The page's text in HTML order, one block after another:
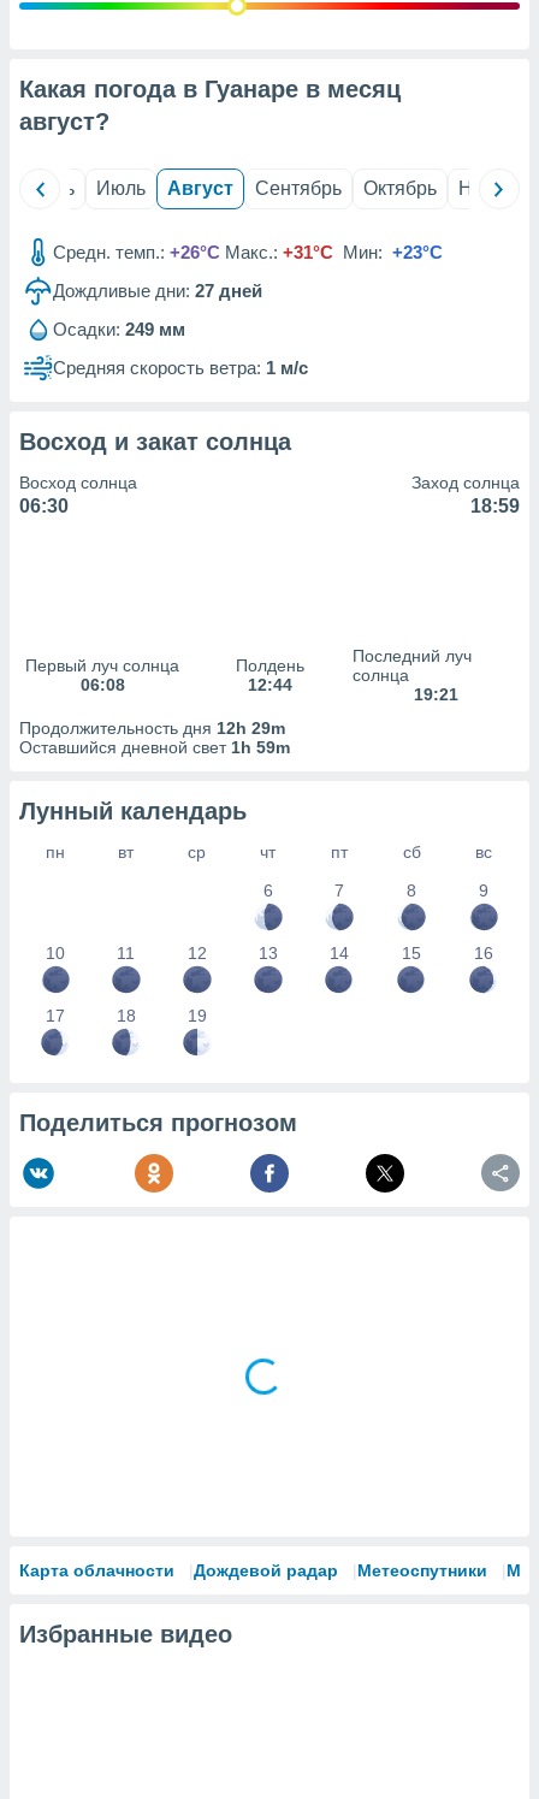
данных
рекламы
сведения
Какая погода в Гуанаре в месяц
август?
Июнь Июль Август Сентябрь Октябрь Ноябрь
Средн. темп.: +26°C Макс.: +31°C Мин: +23°C
Дождливые дни: 27 дней
Осадки: 249 мм
Средняя скорость ветра: 1 м/с
Восход и закат солнца
Восход солнца
06:30
Заход солнца
18:59
Первый луч солнца
06:08
Полдень
12:44
Последний луч
солнца
19:21
Продолжительность дня 12h 29m
Оставшийся дневной свет 1h 59m
Лунный календарь
пн вт ср чт пт сб
вс
6
7 8 9
10 11 12 13 14 15 16
17 18 19
Поделиться прогнозом
Карта облачности Дождевой радар Метеоспутники
Избранные видео